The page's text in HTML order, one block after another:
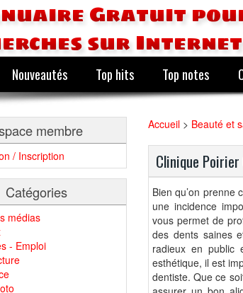
Gratuit
sur Internet
Nouveautés Top hits Top notes
membre
/ Inscription
Catégories
médias
- Emploi
Accueil > Beauté et
Clinique
Bien qu’on prenne
une incidence
vous permet de
des dents saines
radieux en public
esthétique, il est
dentiste. Que ce